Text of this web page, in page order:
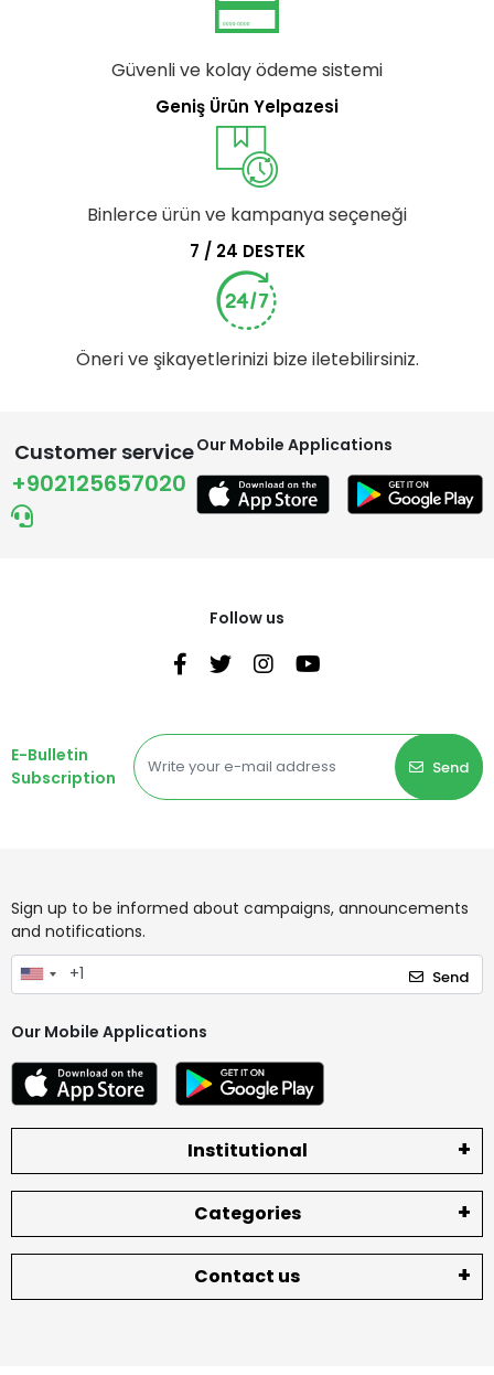
Güvenli ve kolay ödeme sistemi
Geniş Ürün Yelpazesi
Binlerce ürün ve kampanya seçeneği
7 / 24 DESTEK
Öneri ve şikayetlerinizi bize iletebilirsiniz.
Customer service
+902125657020
Our Mobile Applications
Follow us
E-Bulletin
Subscription
Send
Sign up to be informed about campaigns, announcements
and notifications.
Send
Our Mobile Applications
Institutional
Categories
Contact us